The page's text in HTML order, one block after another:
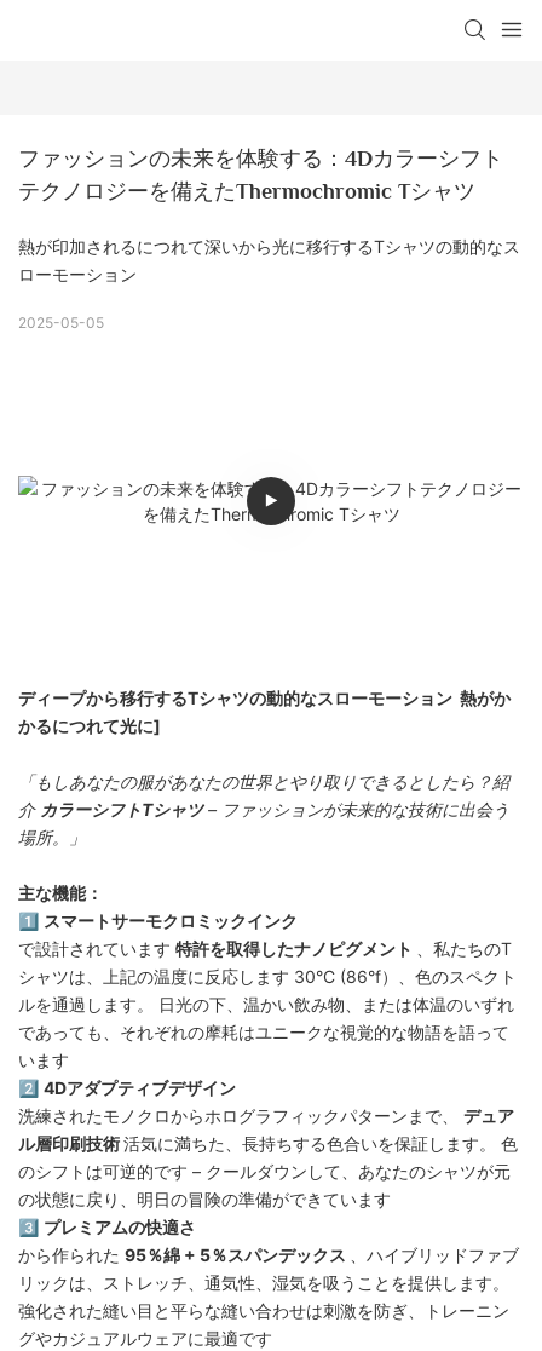
ファッションの未来を体験する：4Dカラーシフト
テクノロジーを備えたThermochromic Tシャツ
熱が印加されるにつれて深いから光に移行するTシャツの動的なス
ローモーション
2025-05-05
ディープから移行するTシャツの動的なスローモーション 熱がか
かるにつれて光に]
「もしあなたの服があなたの世界とやり取りできるとしたら？紹
介 カラーシフトTシャツ​ – ファッションが未来的な技術に出会う
場所。」
主な機能：
1️⃣ ​ スマートサーモクロミックインク
で設計されています 特許を取得したナノピグメント
、私たちのT
シャツは、上記の温度に反応します 30°C (86°f）、色のスペクト
ルを通過します。 日光の下、温かい飲み物、または体温のいずれ
であっても、それぞれの摩耗はユニークな視覚的な物語を語って
います
2️⃣ ​ 4Dアダプティブデザイン
洗練されたモノクロからホログラフィックパターンまで、 デュア
ル層印刷技術活気に満ちた、長持ちする色合いを保証します。 色
のシフトは可逆的です – クールダウンして、あなたのシャツが元
の状態に戻り、明日の冒険の準備ができています
3️⃣ ​ プレミアムの快適さ
から作られた 95％綿 + 5％スパンデックス
、ハイブリッドファブ
リックは、ストレッチ、通気性、湿気を吸うことを提供します。
強化された縫い目と平らな縫い合わせは刺激を防ぎ、トレーニン
グやカジュアルウェアに最適です